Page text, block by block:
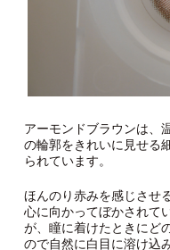
アーモンドブラウンは、
の輪郭をきれいに見せる
られています。
ほんのり赤みを感じさせ
心に向かってぼかされて
が、瞳に着けたときにど
ので自然に白目に溶け込